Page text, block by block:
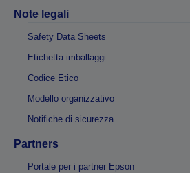
Note legali
Safety Data Sheets
Etichetta imballaggi
Codice Etico
Modello organizzativo
Notifiche di sicurezza
Partners
Portale per i partner Epson